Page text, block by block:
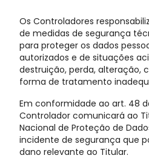
Os Controladores
de medidas de segurança
para proteger os dados
autorizados e de situações
destruição, perda, alteração,
forma de tratamento
Em conformidade ao art. 48
Controlador comunicará ao
Nacional de Proteção de
incidente de segurança que
dano relevante ao Titular.